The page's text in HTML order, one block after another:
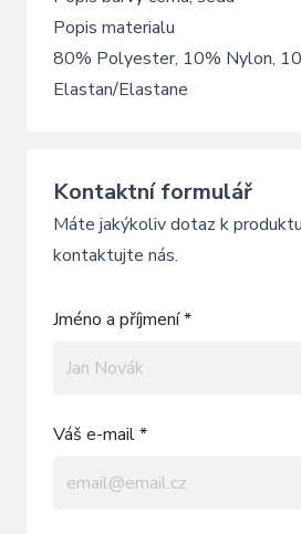
Popis materialu
80% Polyester, 10% Nylon,
Elastan/Elastane
Kontaktní formulář
Máte jakýkoliv dotaz k
kontaktujte nás.
Jméno a příjmení *
Váš e-mail *